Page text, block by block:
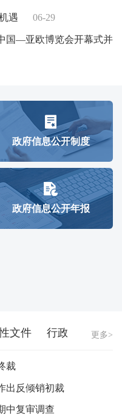
遇 06-29
国—亚欧博览会开幕式并
会在北京成功举行
政府信息公开制度
政府信息公开年报
文件 行政权力运行
更多>
裁
出反倾销初裁
中复审调查